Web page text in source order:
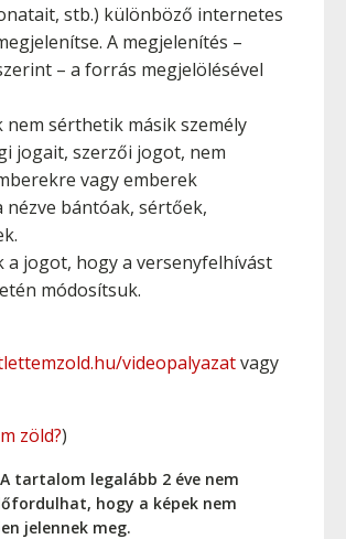
stb.) különböző internetes
A megjelenítés –
– a forrás megjelölésével
nem sérthetik másik személy
jogait, szerzői jogot, nem
vagy emberek
bántóak, sértőek,
a jogot, hogy a versenyfelhívást
módosítsuk.
videopalyazatvagy
zöld?)
tartalom legalább 2 éve nem
hogy a képek nem
jelennek meg.